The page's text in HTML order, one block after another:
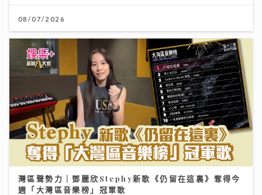
08/07/2026
灣區聲勢力｜鄧麗欣Stephy新歌《仍留在這裏》奪得今
週「大灣區音樂榜」冠軍歌